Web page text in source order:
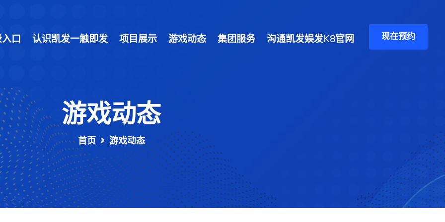
口 认识凯发一触即发 项目展示 游戏动态 集团服务 沟通凯发娱发K8官网 现在预约
游戏动态
首页 游戏动态